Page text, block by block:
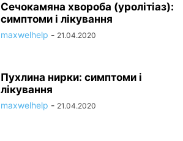
Сечокамяна хвороба (уролітіаз):
симптоми і лікування
maxwelhelp - 21.04.2020
Пухлина нирки: симптоми і
лікування
maxwelhelp - 21.04.2020